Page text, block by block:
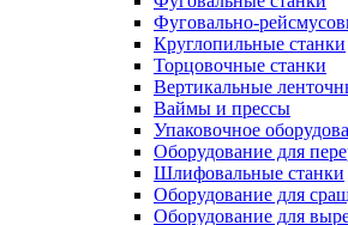
Фуговально-
Круглопильные станки
Торцовочные станки
Вертикальные
Ваймы и прессы
Упаковочное
Оборудование для
Шлифовальные станки
Оборудование для
Оборудование для